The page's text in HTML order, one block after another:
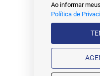
Ao informar
Política de